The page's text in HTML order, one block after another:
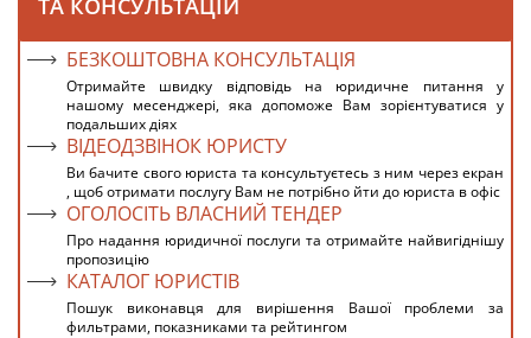
ТА КОНСУЛЬТАЦІЙ
БЕЗКОШТОВНА КОНСУЛЬТАЦІЯ
Отримайте швидку відповідь на юридичне питання у
нашому месенджері, яка допоможе Вам зорієнтуватися у
подальших діях
ВІДЕОДЗВІНОК ЮРИСТУ
Ви бачите свого юриста та консультуєтесь з ним через екран
, щоб отримати послугу Вам не потрібно йти до юриста в офіс
ОГОЛОСІТЬ ВЛАСНИЙ ТЕНДЕР
Про надання юридичної послуги та отримайте найвигіднішу
пропозицію
КАТАЛОГ ЮРИСТІВ
Пошук виконавця для вирішення Вашої проблеми за
фильтрами, показниками та рейтингом